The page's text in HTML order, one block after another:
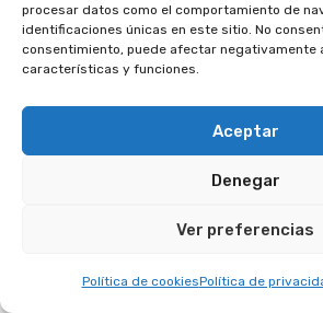
procesar datos como el comportamiento de
identificaciones únicas en este sitio. No
consentimiento, puede afectar negativamente
características y funciones.
Aceptar
Denegar
Ver preferencias
Política de cookiesPolítica de